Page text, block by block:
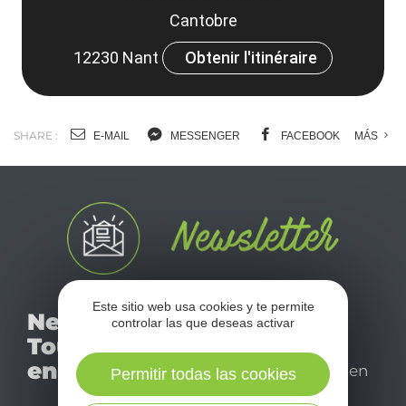
Cantobre
12230 Nant
Obtenir l'itinéraire
SHARE : E-MAIL MESSENGER FACEBOOK MÁS
Newsletter
Tourismo
en Aveyron
No se pierda nuestro
mensual newsletter y
déjese inspirar para
disfrutar de su estancia en
el Aveyron.
Este sitio web usa cookies y te permite
controlar las que deseas activar
Permitir todas las cookies